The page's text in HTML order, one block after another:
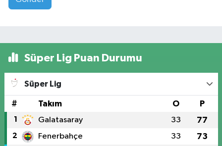
Süper Lig Puan Durumu
Süper Lig
# Takım O P
1 Galatasaray 33 77
2 Fenerbahçe 33 73